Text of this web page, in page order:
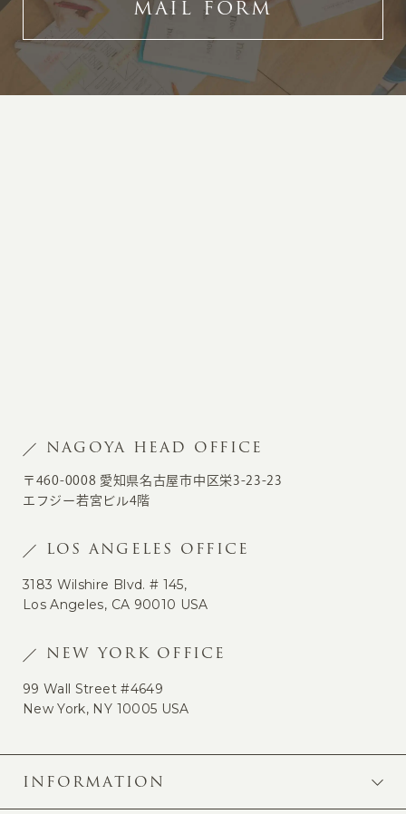
MAIL FORM
NAGOYA HEAD OFFICE
〒460-0008 愛知県名古屋市中区栄3-23-23
エフジー若宮ビル4階
LOS ANGELES OFFICE
3183 Wilshire Blvd. # 145,
Los Angeles, CA 90010 USA
NEW YORK OFFICE
99 Wall Street #4649
New York, NY 10005 USA
INFORMATION